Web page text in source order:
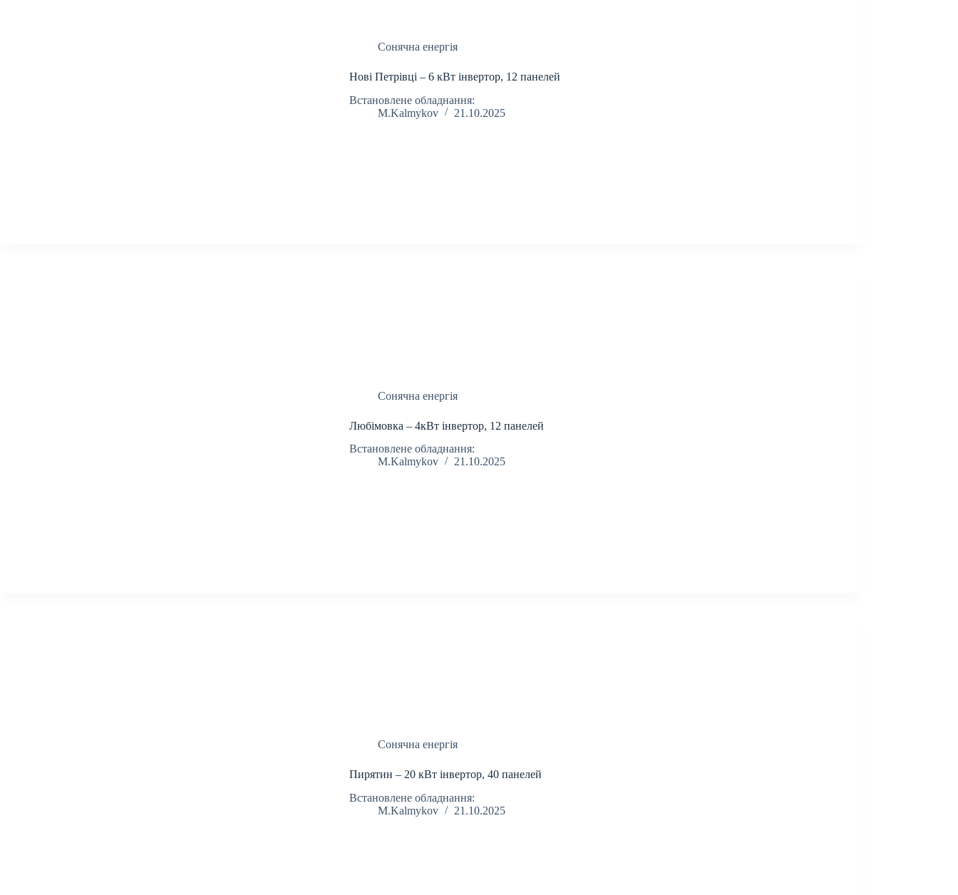
Сонячна енергія
Нові Петрівці – 6 кВт інвертор, 12 панелей
Встановлене обладнання:
M.Kalmykov
21.10.2025
Сонячна енергія
Любімовка – 4кВт інвертор, 12 панелей
Встановлене обладнання:
M.Kalmykov
21.10.2025
Сонячна енергія
Пирятин – 20 кВт інвертор, 40 панелей
Встановлене обладнання:
M.Kalmykov
21.10.2025